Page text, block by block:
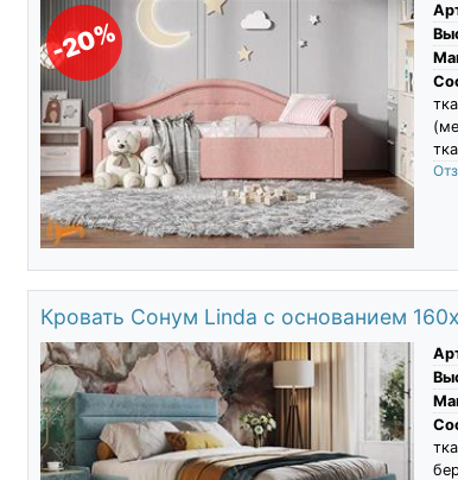
-20%
Кровать Сонум Linda с основанием